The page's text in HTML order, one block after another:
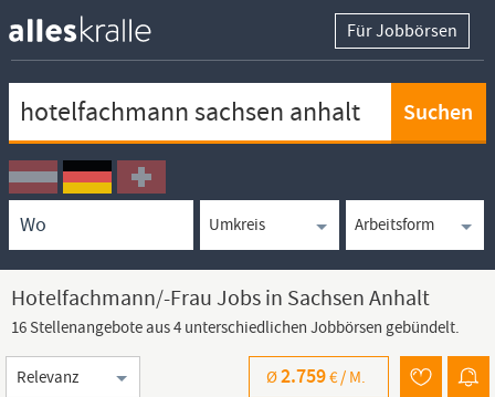
Für Jobbörsen
Ortssuche
Umkreissuche
Arbeitsform
Hotelfachmann/-Frau Jobs in Sachsen Anhalt
16 Stellenangebote aus 4 unterschiedlichen Jobbörsen gebündelt.
Sortierung
Ø2.759€ / M.